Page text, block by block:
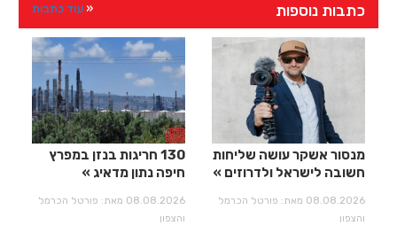
כתבות נוספות עוד כתבות
מנסור אשקר עושה שליחות
חשובה לישראל ולדרוזים
08.08.2026 מאת: פורטל הכרמל
והצפון
130 חריגות בנזן במפרץ
חיפה נתון מדאיג
08.08.2026 מאת: פורטל הכרמל
והצפון